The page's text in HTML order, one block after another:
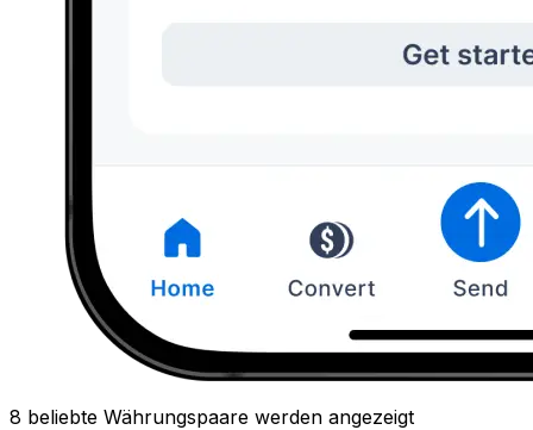
8 beliebte Währungspaare werden angezeigt